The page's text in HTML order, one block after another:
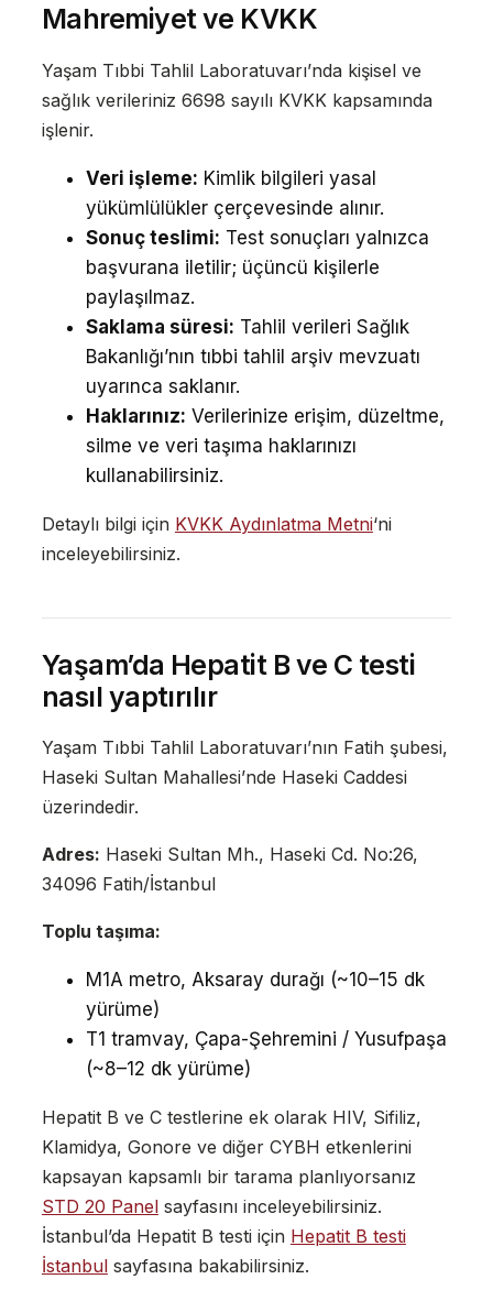
Mahremiyet ve KVKK
Yaşam Tıbbi Tahlil Laboratuvarı’nda kişisel ve
sağlık verileriniz 6698 sayılı KVKK kapsamında
işlenir.
Veri işleme: Kimlik bilgileri yasal
yükümlülükler çerçevesinde alınır.
Sonuç teslimi: Test sonuçları yalnızca
başvurana iletilir; üçüncü kişilerle
paylaşılmaz.
Saklama süresi: Tahlil verileri Sağlık
Bakanlığı’nın tıbbi tahlil arşiv mevzuatı
uyarınca saklanır.
Haklarınız: Verilerinize erişim, düzeltme,
silme ve veri taşıma haklarınızı
kullanabilirsiniz.
Detaylı bilgi için KVKK Aydınlatma Metni‘ni
inceleyebilirsiniz.
Yaşam’da Hepatit B ve C testi
nasıl yaptırılır
Yaşam Tıbbi Tahlil Laboratuvarı’nın Fatih şubesi,
Haseki Sultan Mahallesi’nde Haseki Caddesi
üzerindedir.
Adres: Haseki Sultan Mh., Haseki Cd. No:26,
34096 Fatih/İstanbul
Toplu taşıma:
M1A metro, Aksaray durağı (~10–15 dk
yürüme)
T1 tramvay, Çapa-Şehremini / Yusufpaşa
(~8–12 dk yürüme)
Hepatit B ve C testlerine ek olarak HIV, Sifiliz,
Klamidya, Gonore ve diğer CYBH etkenlerini
kapsayan kapsamlı bir tarama planlıyorsanız
STD 20 Panelsayfasını inceleyebilirsiniz.
İstanbul’da Hepatit B testi için Hepatit B testi
İstanbulsayfasına bakabilirsiniz.